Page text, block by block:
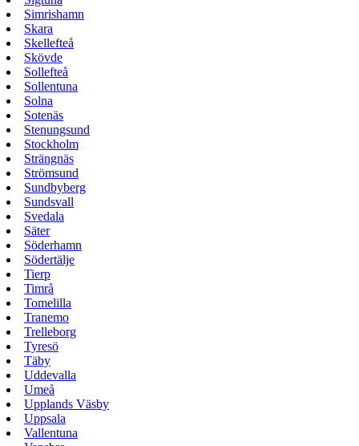
Simrishamn
Skara
Skellefteå
Skövde
Sollefteå
Sollentuna
Solna
Sotenäs
Stenungsund
Stockholm
Strängnäs
Strömsund
Sundbyberg
Sundsvall
Svedala
Säter
Söderhamn
Södertälje
Tierp
Timrå
Tomelilla
Tranemo
Trelleborg
Tyresö
Täby
Uddevalla
Umeå
Upplands Väsby
Uppsala
Vallentuna